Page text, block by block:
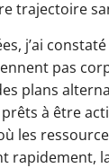
trajectoire
j’ai
pas
plans
à être
les
rapidement,